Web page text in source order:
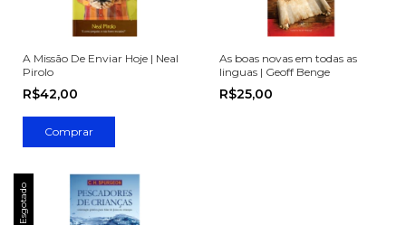
A Missão De Enviar Hoje | Neal
Pirolo
R$42,00
As boas novas em todas as
linguas | Geoff Benge
R$25,00
Esgotado